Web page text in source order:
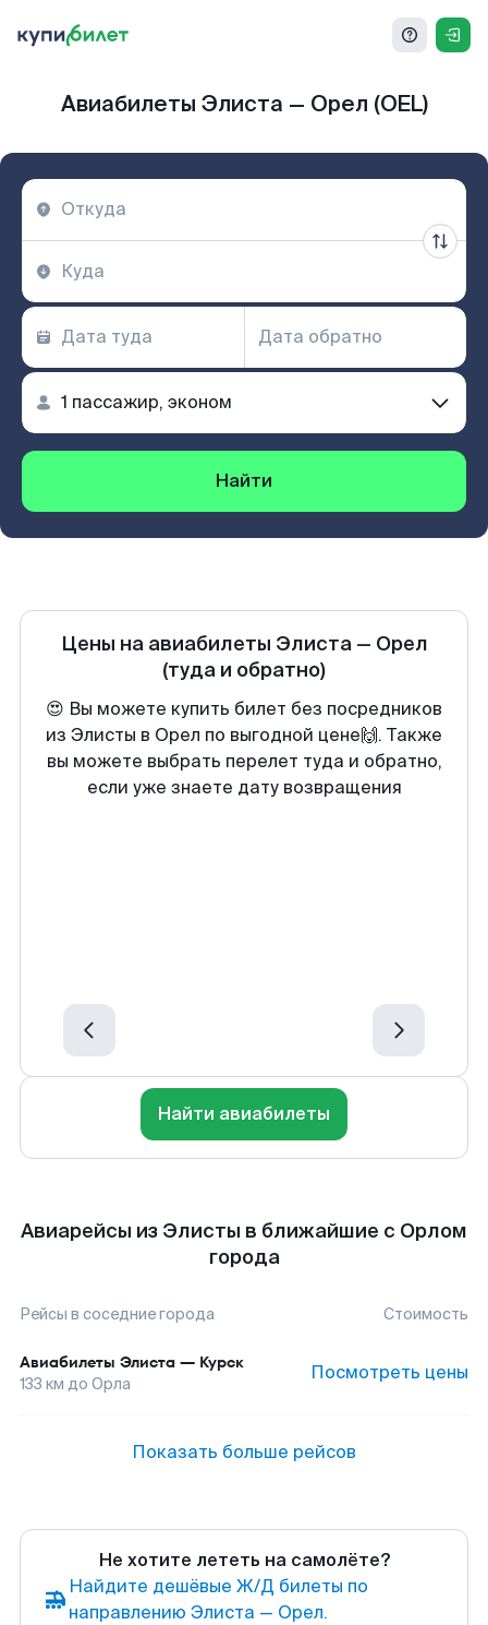
Авиабилеты Элиста — Орел (OEL)
Найти
Цены на авиабилеты Элиста— Орел
(туда и обратно)
😍 Вы можете купить билет без посредников
из Элисты в Орел по выгодной цене🙌. Также
вы можете выбрать перелет туда и обратно,
если уже знаете дату возвращения
Найти авиабилеты
Авиарейсы из Элисты в ближайшие с Орлом
города
Рейсы в соседние города Стоимость
Авиабилеты Элиста — Курск
133 км до Орла Посмотреть цены
Показать больше рейсов
Не хотите лететь на самолёте?
Найдите дешёвые Ж/Д билеты по
направлению Элиста — Орел.